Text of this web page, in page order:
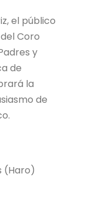
el público
Coro
y
de
la
de
(Haro)